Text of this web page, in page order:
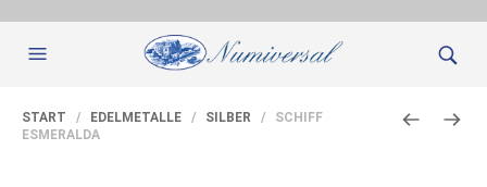
START / EDELMETALLE / SILBER / SCHIFF
ESMERALDA